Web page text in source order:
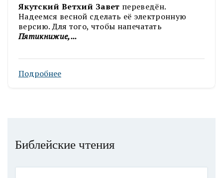
Якутский Ветхий Завет переведён.
Надеемся весной сделать её электронную
версию. Для того, чтобы напечатать
Пятикнижие,...
Подробнее
Библейские чтения